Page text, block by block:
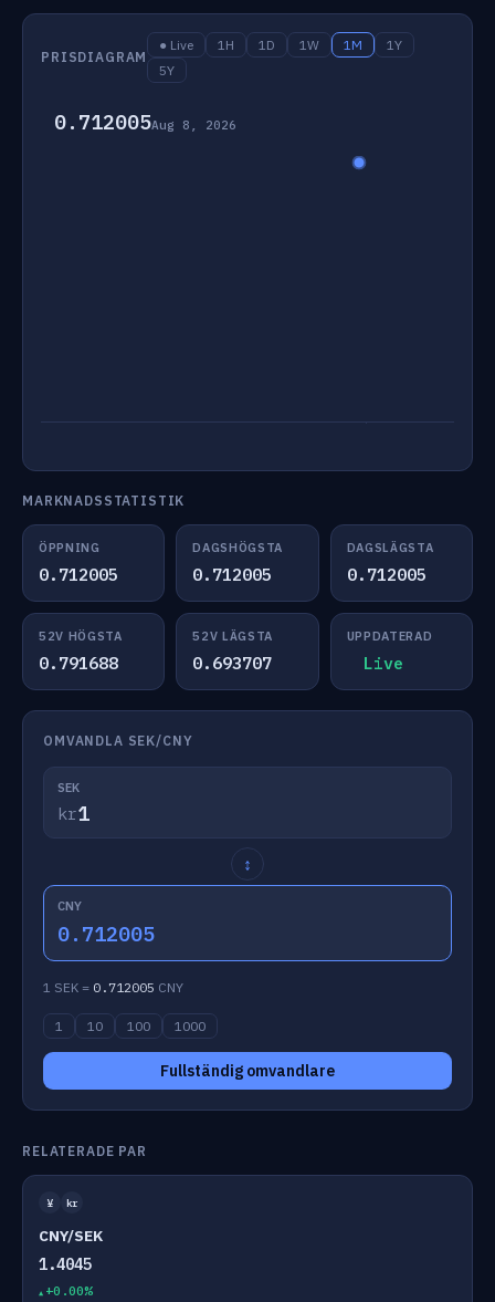
PRISDIAGRAM
● Live 1H 1D 1W 1M
1Y
5Y
0.712005Aug 8, 2026
MARKNADSSTATISTIK
ÖPPNING
0.712005
DAGSHÖGSTA
0.712005
DAGSLÄGSTA
0.712005
52V HÖGSTA
0.791688
52V LÄGSTA
0.693707
UPPDATERAD
Live
OMVANDLA SEK/CNY
SEK
kr
↕
CNY
0.712005
1 SEK = 0.712005 CNY
1 10 100 1000
Fullständig omvandlare
RELATERADE PAR
¥ kr
CNY/SEK
1.4045
+0.00%